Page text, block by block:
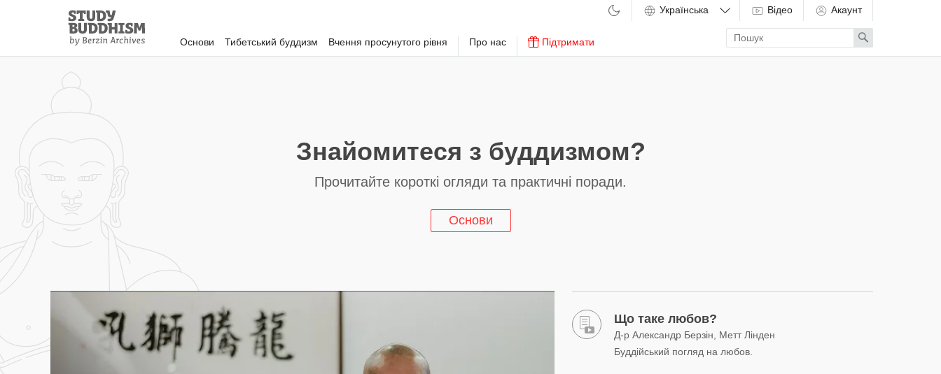
Study
Buddhism
Home
Основи Тибетський буддизм Вчення просунутого рівня Про нас Підтримати
Відео Акаунт
Enter
search
term
Search
Знайомитеся з буддизмом?
Прочитайте короткі огляди та практичні поради.
Основи
Що таке любов?
Д-р Александр Берзін, Метт Лінден
Буддійський погляд на любов.